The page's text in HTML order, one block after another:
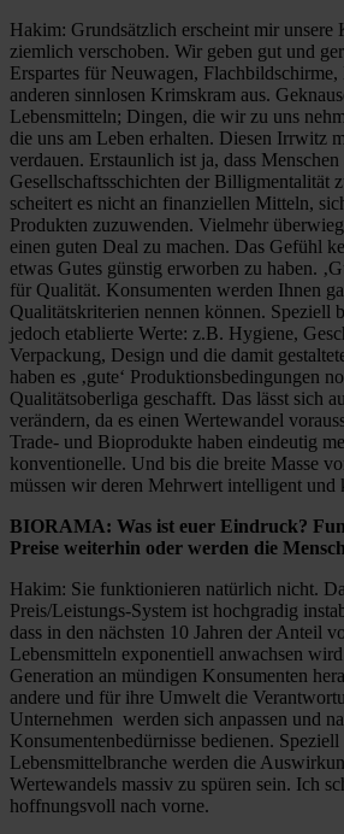
Hakim: Grundsätzlich erscheint mir unsere
ziemlich verschoben. Wir geben gut und
Erspartes für Neuwagen,
anderen sinnlosen Krimskram aus.
Lebensmitteln; Dingen, die wir zu uns
die uns am Leben erhalten. Diesen Irrwitz
verdauen. Erstaunlich ist ja, dass
Gesellschaftsschichten der Billigmentalität
scheitert es nicht an finanziellen Mitteln,
Produkten zuzuwenden. Vielmehr
einen guten Deal zu machen. Das Gefühl
etwas Gutes günstig erworben zu haben.
für Qualität. Konsumenten werden Ihnen
Qualitätskriterien nennen können. Speziell
jedoch etablierte Werte: z.B. Hygiene,
Verpackung, Design und die damit
haben es ‚gute‘ Produktionsbedingungen
Qualitätsoberliga geschafft. Das lässt sich
verändern, da es einen Wertewandel
Trade- und Bioprodukte haben eindeutig
konventionelle. Und bis die breite Masse
müssen wir deren Mehrwert intelligent und
BIORAMA: Was ist euer Eindruck?
Preise weiterhin oder werden die
Hakim: Sie funktionieren natürlich nicht.
Preis/Leistungs-System ist hochgradig
dass in den nächsten 10 Jahren der Anteil
Lebensmitteln exponentiell anwachsen
Generation an mündigen Konsumenten
andere und für ihre Umwelt die
Unternehmen werden sich anpassen und
Konsumentenbedürnisse bedienen.
Lebensmittelbranche werden die
Wertewandels massiv zu spüren sein. Ich
hoffnungsvoll nach vorne.